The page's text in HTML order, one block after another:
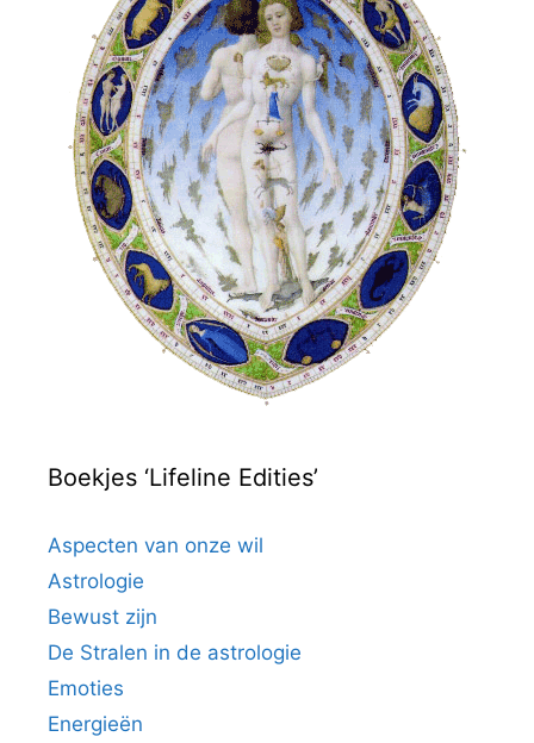
Boekjes ‘Lifeline Edities’
Aspecten van onze wil
Astrologie
Bewust zijn
De Stralen in de astrologie
Emoties
Energieën